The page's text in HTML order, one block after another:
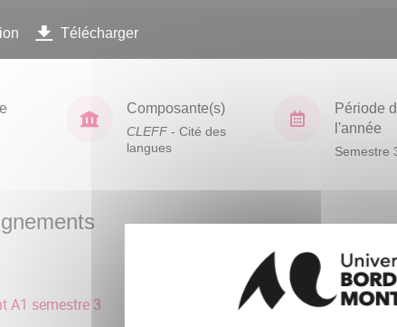
Télécharger
Composante(s)
CLEFF - Cité des
langues
Période
l'année
Semestre
A1 semestre 3